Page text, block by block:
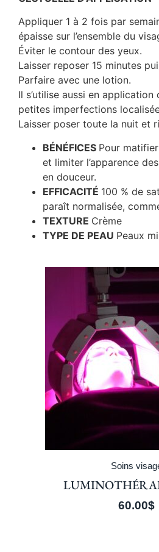
Appliquer 1 à 2 fois par
épaisse sur l’ensemble du
Éviter le contour des yeux.
Laisser reposer 15 minutes
Parfaire avec une lotion.
Il s’utilise aussi en
petites imperfections
Laisser poser toute la nuit et
BÉNÉFICES Pour
et limiter l’apparence
en douceur.
EFFICACITÉ 100 % de
paraît normalisée,
TEXTURE Crème
TYPE DE PEAU Peaux
Soins
60.00$